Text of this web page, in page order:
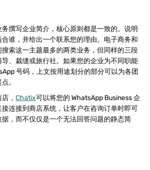
撰写企业简介，核心原则都是一致的。说明
谁，并给出一个联系您的理由。电子商务和
索这一主题最多的两类业务，但同样的三段
、裁缝或旅行社。如果您的企业为不同职能
号码，上文按用途划分的部分可以为各团
。
， Chatix可以将您的 WhatsApp Business 企
连接到商店系统，让客户在咨询订单时即可
，而不仅仅是一个无法回答问题的静态简